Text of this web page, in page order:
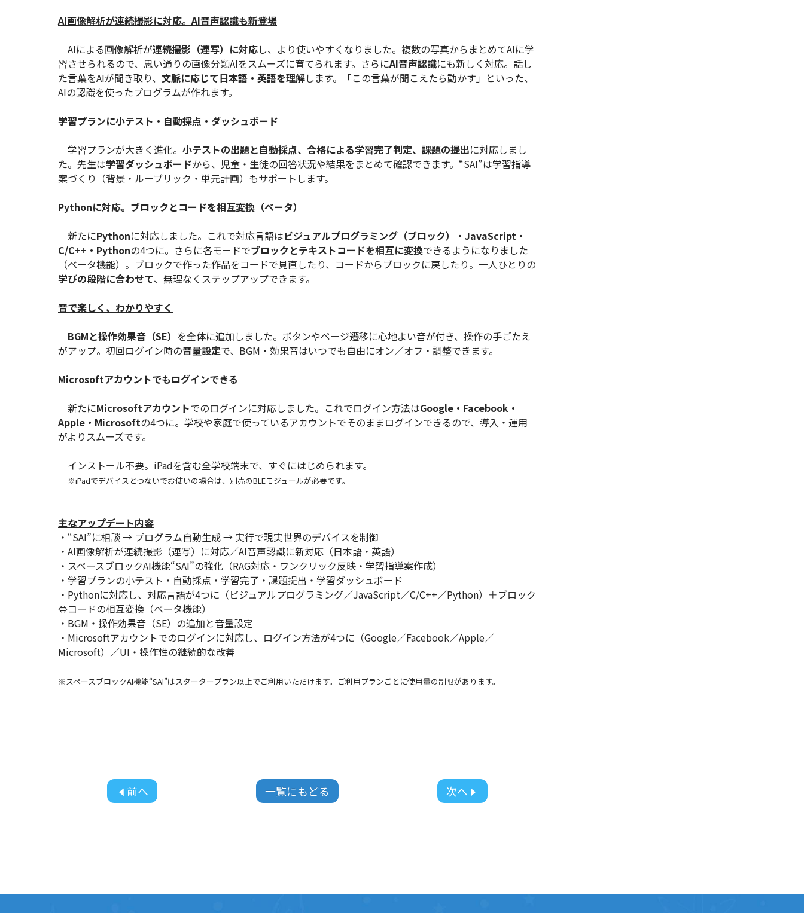
AI画像解析が連続撮影に対応。AI音声認識も新登場
AIによる画像解析が連続撮影（連写）に対応し、より使いやすくなりました。複数の写真からまとめてAIに学
習させられるので、思い通りの画像分類AIをスムーズに育てられます。さらにAI音声認識にも新しく対応。話し
た言葉をAIが聞き取り、 文脈に応じて日本語・英語を理解します。「この言葉が聞こえたら動かす」といった、
AIの認識を使ったプログラムが作れます。
学習プランに小テスト・自動採点・ダッシュボード
学習プランが大きく進化。 小テストの出題と自動採点、合格による学習完了判定、課題の提出に対応しまし
た。先生は学習ダッシュボードから、児童・生徒の回答状況や結果をまとめて確認できます。“SAI”は学習指導
案づくり（背景・ルーブリック・単元計画）もサポートします。
Pythonに対応。ブロックとコードを相互変換（ベータ）
新たにPythonに対応しました。これで対応言語はビジュアルプログラミング（ブロック）・JavaScript・
C/C++・Pythonの4つに。さらに各モードでブロックとテキストコードを相互に変換できるようになりました
（ベータ機能）。ブロックで作った作品をコードで見直したり、コードからブロックに戻したり。一人ひとりの
学びの段階に合わせて、無理なくステップアップできます。
音で楽しく、わかりやすく
BGMと操作効果音（SE） を全体に追加しました。ボタンやページ遷移に心地よい音が付き、操作の手ごたえ
がアップ。初回ログイン時の音量設定で、BGM・効果音はいつでも自由にオン／オフ・調整できます。
Microsoftアカウントでもログインできる
新たにMicrosoftアカウントでのログインに対応しました。これでログイン方法はGoogle・Facebook・
Apple・Microsoftの4つに。学校や家庭で使っているアカウントでそのままログインできるので、導入・運用
がよりスムーズです。
インストール不要。iPadを含む全学校端末で、すぐにはじめられます。
※iPadでデバイスとつないでお使いの場合は、別売のBLEモジュールが必要です。
主なアップデート内容
・“SAI”に相談 → プログラム自動生成 → 実行で現実世界のデバイスを制御
・AI画像解析が連続撮影（連写）に対応／AI音声認識に新対応（日本語・英語）
・スペースブロックAI機能“SAI”の強化（RAG対応・ワンクリック反映・学習指導案作成）
・学習プランの小テスト・自動採点・学習完了・課題提出・学習ダッシュボード
・Pythonに対応し、対応言語が4つに（ビジュアルプログラミング／JavaScript／C/C++／Python）＋ブロック
⇔コードの相互変換（ベータ機能）
・BGM・操作効果音（SE）の追加と音量設定
・Microsoftアカウントでのログインに対応し、ログイン方法が4つに（Google／Facebook／Apple／
Microsoft）／UI・操作性の継続的な改善
※スペースブロックAI機能“SAI”はスタータープラン以上でご利用いただけます。ご利用プランごとに使用量の制限があります。
前へ 一覧にもどる 次へ